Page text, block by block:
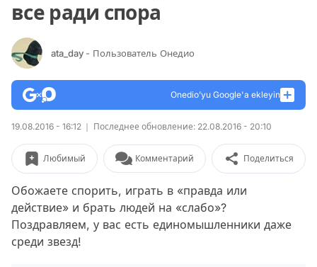
все ради спора
ata_day - Пользователь Онедио
Onedio’yu Google'a ekleyin
19.08.2016 - 16:12 Последнее обновление: 22.08.2016 - 20:10
Любимый Комментарий Поделиться
Обожаете спорить, играть в «правда или
действие» и брать людей на «слабо»?
Поздравляем, у вас есть единомышленники даже
среди звезд!